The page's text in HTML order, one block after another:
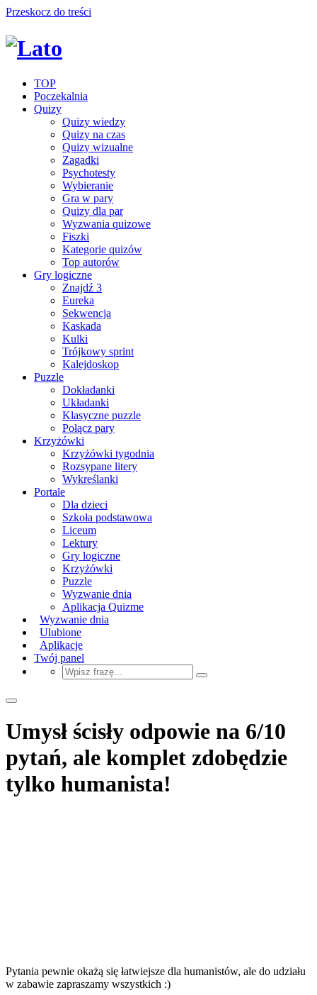
Przeskocz do treści
TOP
Poczekalnia
Quizy
Quizy wiedzy
Quizy na czas
Quizy wizualne
Zagadki
Psychotesty
Wybieranie
Gra w pary
Quizy dla par
Wyzwania quizowe
Fiszki
Kategorie quizów
Top autorów
Gry logiczne
Znajdź 3
Eureka
Sekwencja
Kaskada
Kulki
Trójkowy sprint
Kalejdoskop
Puzzle
Dokładanki
Układanki
Klasyczne puzzle
Połącz pary
Krzyżówki
Krzyżówki tygodnia
Rozsypane litery
Wykreślanki
Portale
Dla dzieci
Szkoła podstawowa
Liceum
Lektury
Gry logiczne
Krzyżówki
Puzzle
Wyzwanie dnia
Aplikacja Quizme
Wyzwanie dnia
Ulubione
Aplikacje
Twój panel
Umysł ścisły odpowie na 6/10
pytań, ale komplet zdobędzie
tylko humanista!
Pytania pewnie okażą się łatwiejsze dla humanistów, ale do udziału
w zabawie zapraszamy wszystkich :)